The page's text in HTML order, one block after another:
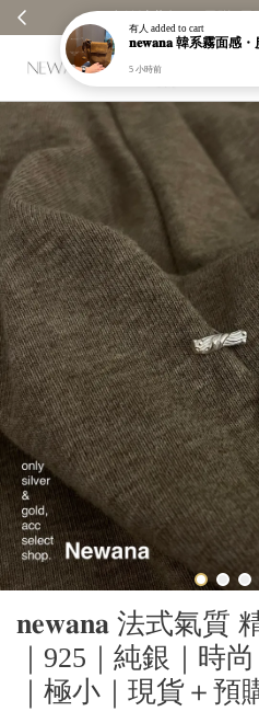
𝐧𝐞𝐰𝐚𝐧𝐚 法式氣質
｜925｜純銀｜時
｜極小｜現貨＋預
有人 added to cart
5 小時前